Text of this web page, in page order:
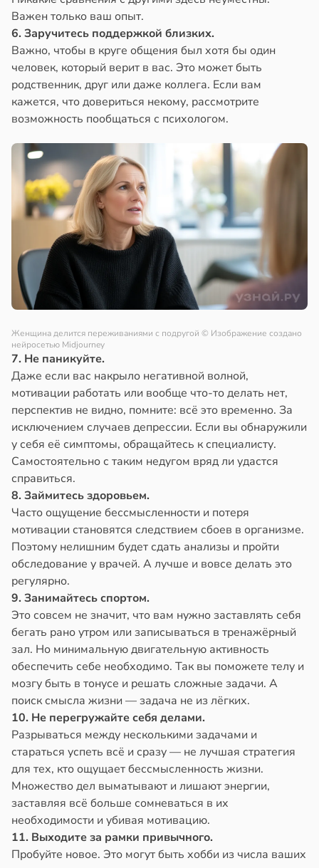
Важен только ваш опыт.
6. Заручитесь поддержкой близких.
Важно, чтобы в круге общения был хотя бы один
человек, который верит в вас. Это может быть
родственник, друг или даже коллега. Если вам
кажется, что довериться некому, рассмотрите
возможность пообщаться с психологом.
Женщина делится переживаниями с подругой © Изображение создано
нейросетью Midjourney
7. Не паникуйте.
Даже если вас накрыло негативной волной,
мотивации работать или вообще что-то делать нет,
перспектив не видно, помните: всё это временно. За
исключением случаев депрессии. Если вы обнаружили
у себя её симптомы, обращайтесь к специалисту.
Самостоятельно с таким недугом вряд ли удастся
справиться.
8. Займитесь здоровьем.
Часто ощущение бессмысленности и потеря
мотивации становятся следствием сбоев в организме.
Поэтому нелишним будет сдать анализы и пройти
обследование у врачей. А лучше и вовсе делать это
регулярно.
9. Занимайтесь спортом.
Это совсем не значит, что вам нужно заставлять себя
бегать рано утром или записываться в тренажёрный
зал. Но минимальную двигательную активность
обеспечить себе необходимо. Так вы поможете телу и
мозгу быть в тонусе и решать сложные задачи. А
поиск смысла жизни — задача не из лёгких.
10. Не перегружайте себя делами.
Разрываться между несколькими задачами и
стараться успеть всё и сразу — не лучшая стратегия
для тех, кто ощущает бессмысленность жизни.
Множество дел выматывают и лишают энергии,
заставляя всё больше сомневаться в их
необходимости и убивая мотивацию.
11. Выходите за рамки привычного.
Пробуйте новое. Это могут быть хобби из числа ваших